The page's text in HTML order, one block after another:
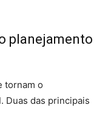
planejamento
tornam o
Duas das principais